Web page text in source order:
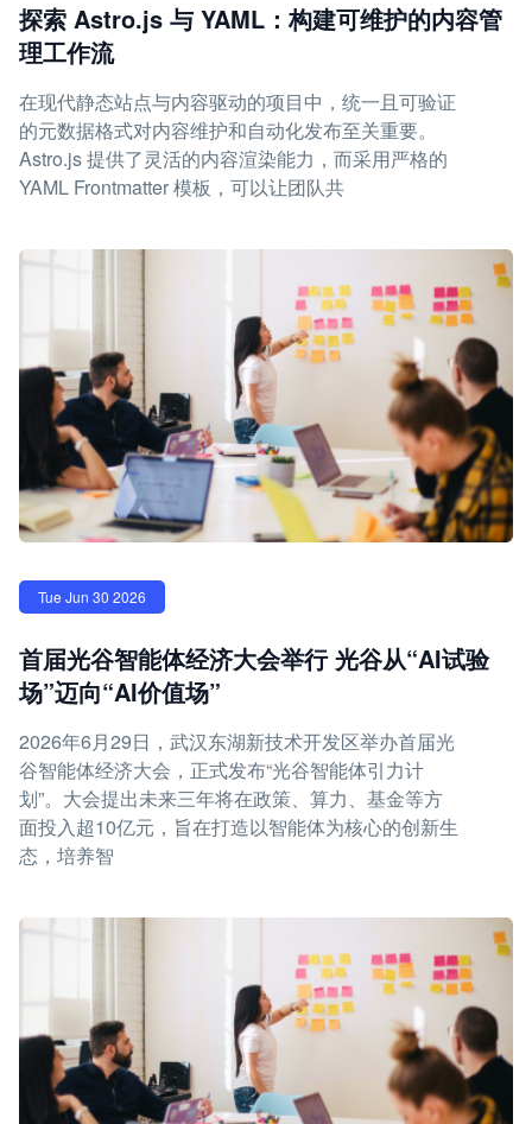
探索 Astro.js 与 YAML：构建可维护的内容管
理工作流
在现代静态站点与内容驱动的项目中，统一且可验证
的元数据格式对内容维护和自动化发布至关重要。
Astro.js 提供了灵活的内容渲染能力，而采用严格的
YAML Frontmatter 模板，可以让团队共
Tue Jun 30 2026
首届光谷智能体经济大会举行 光谷从“AI试验
场”迈向“AI价值场”
2026年6月29日，武汉东湖新技术开发区举办首届光
谷智能体经济大会，正式发布“光谷智能体引力计
划”。大会提出未来三年将在政策、算力、基金等方
面投入超10亿元，旨在打造以智能体为核心的创新生
态，培养智